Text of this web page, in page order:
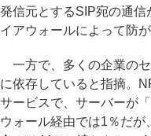
発信元とするSIP宛の通
イアウォールによって防が
一方で、多くの企業の
に依存していると指摘。
サービスで、サーバーが
ウォール経由では1％だ